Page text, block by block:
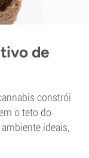
de
constrói
o teto do
ideais,